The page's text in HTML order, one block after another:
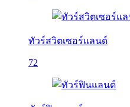
ทัวร์สวิตเซอร์แลนด์
72